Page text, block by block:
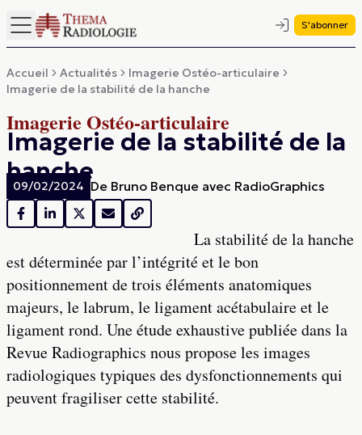
S'abonner
Accueil Actualités
Imagerie Ostéo-articulaire
Imagerie de la stabilité de la hanche
Imagerie Ostéo-articulaire
Imagerie de la stabilité de la
hanche
09/02/2024 De Bruno Benque avec RadioGraphics
La stabilité de la hanche
est déterminée par l’intégrité et le bon
positionnement de trois éléments anatomiques
majeurs, le labrum, le ligament acétabulaire et le
ligament rond. Une étude exhaustive publiée dans la
Revue Radiographics nous propose les images
radiologiques typiques des dysfonctionnements qui
peuvent fragiliser cette stabilité.